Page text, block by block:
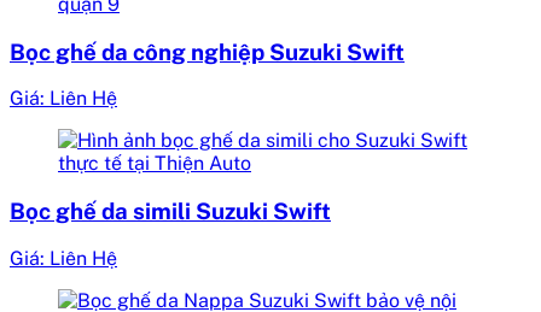
Bọc ghế da công nghiệp Suzuki Swift
Giá: Liên Hệ
Bọc ghế da simili Suzuki Swift
Giá: Liên Hệ